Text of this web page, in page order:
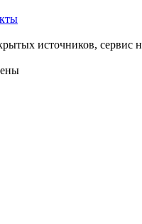
источников, сервис